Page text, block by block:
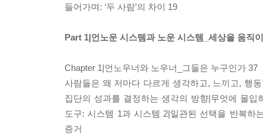
들어가며: ‘두 사람’의 차이 19
Part 1|언노운 시스템과 노운 시스템_세상을 움직
Chapter 1|언노우너와 노우너_그들은 누구인가 37
사람들은 왜 저마다 다르게 생각하고, 느끼고, 행
집단의 성과를 결정하는 생각의 방향|무엇에 몰
도구: 시스템 1과 시스템 2|일관된 선택을 반복하
증거